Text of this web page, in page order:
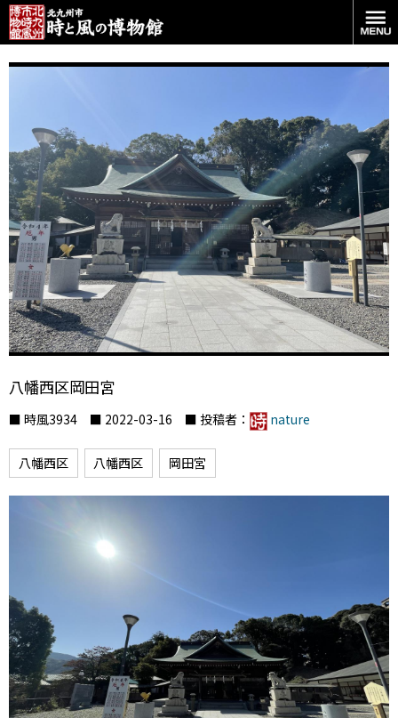
いい天気でした
八幡西区岡田宮
■ 時風3934 ■ 2022-03-16 ■ 投稿者： nature
八幡西区 八幡西区 岡田宮